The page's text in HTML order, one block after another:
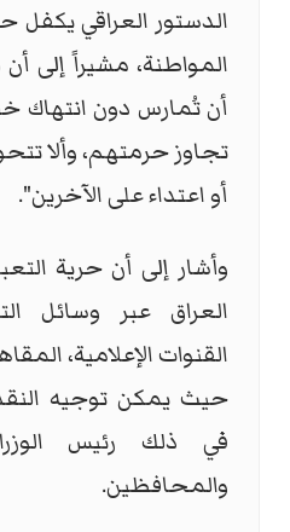
الدستور العراقي يكفل
المواطنة، مشيراً إلى
أن تُمارس دون انتهاك
تجاوز حرمتهم، وألا
أو اعتداء على الآخرين".
وأشار إلى أن حرية
العراق عبر وسائل
القنوات الإعلامية،
حيث يمكن توجيه
في ذلك رئيس
والمحافظين.